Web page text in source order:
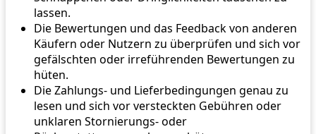
lassen.
Die Bewertungen und das Feedback von anderen
Käufern oder Nutzern zu überprüfen und sich vor
gefälschten oder irreführenden Bewertungen zu
hüten.
Die Zahlungs- und Lieferbedingungen genau zu
lesen und sich vor versteckten Gebühren oder
unklaren Stornierungs- oder